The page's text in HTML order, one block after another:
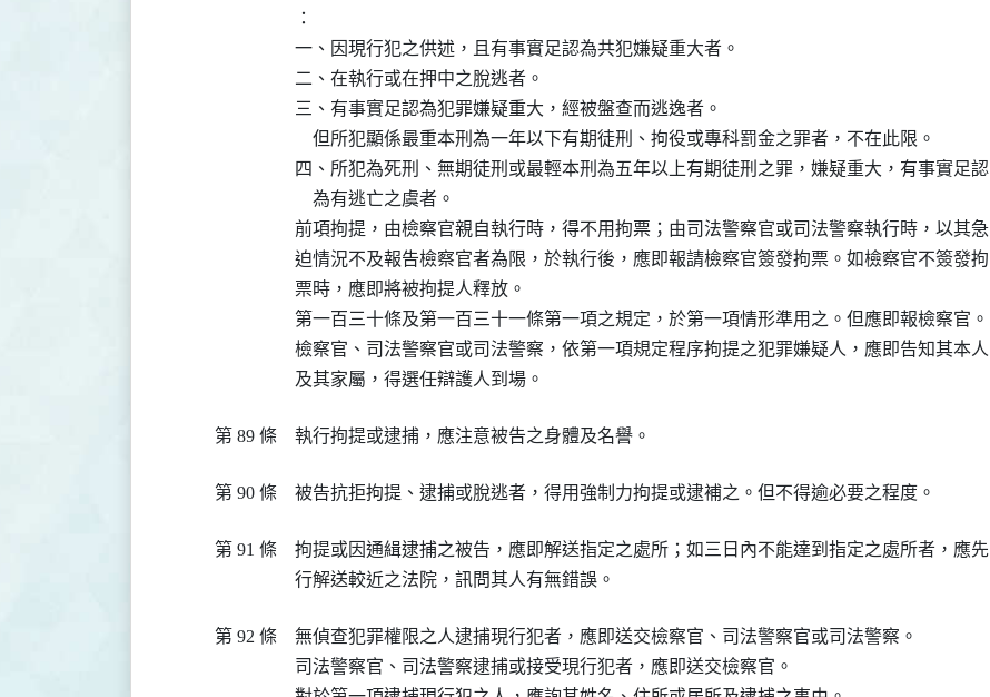
：
一、因現行犯之供述，且有事實足認為共犯嫌疑重大者。
二、在執行或在押中之脫逃者。
三、有事實足認為犯罪嫌疑重大，經被盤查而逃逸者。
    但所犯顯係最重本刑為一年以下有期徒刑、拘役或專科罰金之罪者，不在此限。
四、所犯為死刑、無期徒刑或最輕本刑為五年以上有期徒刑之罪，嫌疑重大，有事實足認
    為有逃亡之虞者。
前項拘提，由檢察官親自執行時，得不用拘票；由司法警察官或司法警察執行時，以其急
迫情況不及報告檢察官者為限，於執行後，應即報請檢察官簽發拘票。如檢察官不簽發拘
票時，應即將被拘提人釋放。
第一百三十條及第一百三十一條第一項之規定，於第一項情形準用之。但應即報檢察官。
檢察官、司法警察官或司法警察，依第一項規定程序拘提之犯罪嫌疑人，應即告知其本人
及其家屬，得選任辯護人到場。
第 89 條 執行拘提或逮捕，應注意被告之身體及名譽。
第 90 條 被告抗拒拘提、逮捕或脫逃者，得用強制力拘提或逮補之。但不得逾必要之程度。
第 91 條
拘提或因通緝逮捕之被告，應即解送指定之處所；如三日內不能達到指定之處所者，應先
行解送較近之法院，訊問其人有無錯誤。
第 92 條
無偵查犯罪權限之人逮捕現行犯者，應即送交檢察官、司法警察官或司法警察。
司法警察官、司法警察逮捕或接受現行犯者，應即送交檢察官。